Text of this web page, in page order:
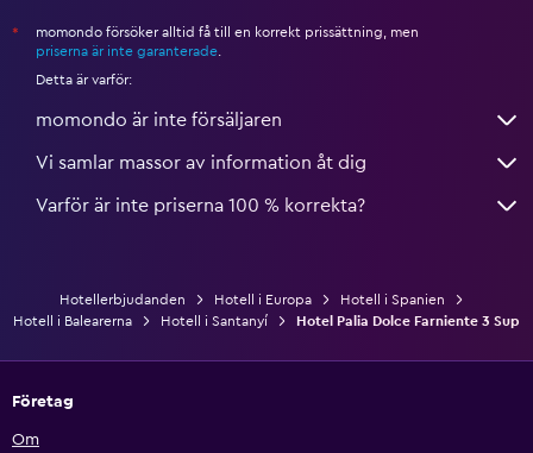
*
momondo försöker alltid få till en korrekt prissättning, men
priserna är inte garanterade
Detta är varför:
momondo är inte försäljaren
Vi samlar massor av information åt dig
Varför är inte priserna 100 % korrekta?
Hotellerbjudanden Hotell i Europa
Hotell i Spanien
Hotell i Balearerna
Hotell i Santanyí Hotel Palia Dolce Farniente 3 Sup
Företag
Om